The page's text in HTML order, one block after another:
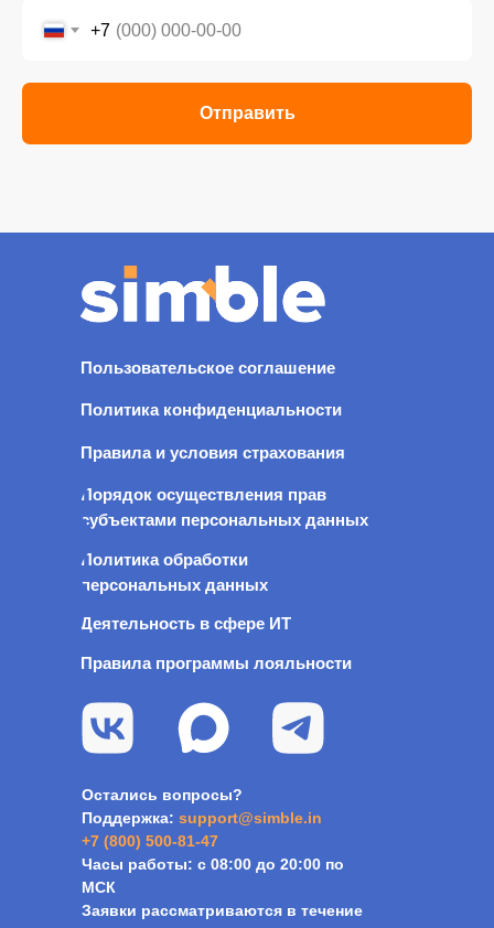
+7
Отправить
Остались вопросы?
Поддержка: support@simble.in
+7 (800) 500-81-47
Часы работы: с 08:00 до 20:00 по
МСК
Заявки рассматриваются в течение
Пользовательское соглашение
Политика конфиденциальности
Правила и условия страхования
Порядок осуществления прав
субъектами персональных данных
Политика обработки
персональных данных
Деятельность в сфере ИТ
Правила программы лояльности